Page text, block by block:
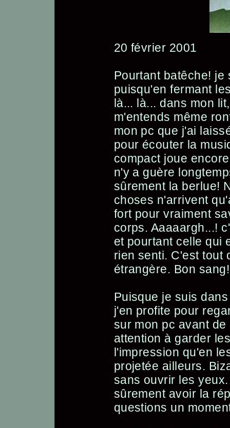
20 février 2001
Pourtant batêche! je
puisqu'en fermant
là... là... dans mon
m'entends même
mon pc que j'ai
pour écouter la
compact joue
n'y a guère
sûrement la berlue!
choses n'arrivent
fort pour vraiment
corps. Aaaaargh...!
et pourtant celle qui
rien senti. C'est tout
étrangère. Bon
Puisque je suis
j'en profite pour
sur mon pc avant
attention à garder
l'impression qu'en
projetée ailleurs.
sans ouvrir les
sûrement avoir la
questions un